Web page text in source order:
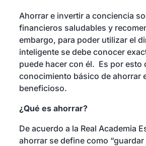
Ahorrar e invertir a conciencia
financieros saludables y
embargo, para poder utilizar el
inteligente se debe conocer
puede hacer con él. Es por esto
conocimiento básico de ahorrar
beneficioso.
¿Qué es ahorrar?
De acuerdo a la Real Academia
ahorrar se define como